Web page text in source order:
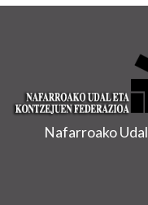
Nafarroako